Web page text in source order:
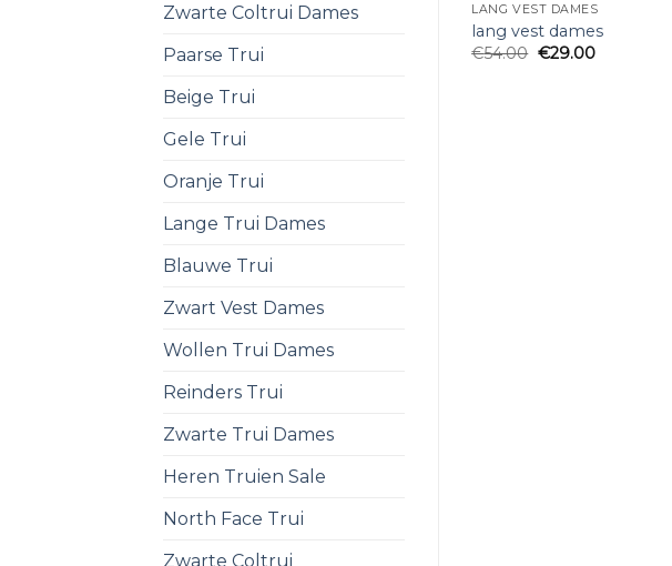
Zwarte Coltrui Dames
Paarse Trui
Beige Trui
Gele Trui
Oranje Trui
Lange Trui Dames
Blauwe Trui
Zwart Vest Dames
Wollen Trui Dames
Reinders Trui
Zwarte Trui Dames
Heren Truien Sale
North Face Trui
Zwarte Coltrui
LANG VEST DAMES
lang vest dames
€54.00 €29.00